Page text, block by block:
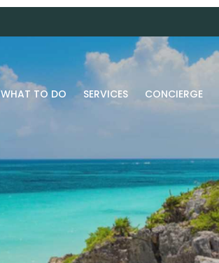
WHAT TO DO SERVICES CONCIERGE